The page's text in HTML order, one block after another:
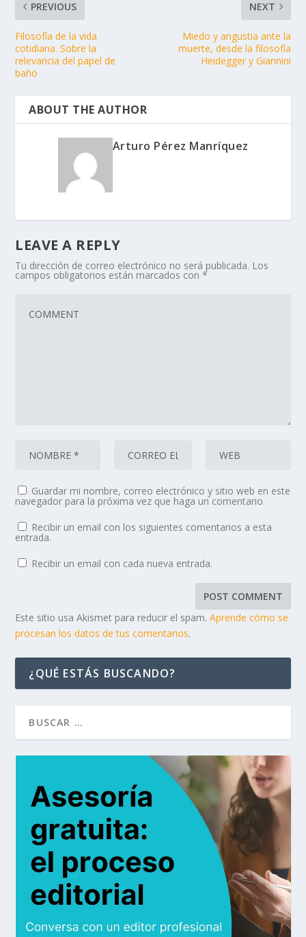
PREVIOUS
Filosofía de la vida
cotidiana. Sobre la
relevancia del papel de
baño
NEXT
Miedo y angustia ante la
muerte, desde la filosofía
Heidegger y Giannini
ABOUT THE AUTHOR
Arturo Pérez Manríquez
LEAVE A REPLY
Tu dirección de correo electrónico no será publicada. Los
campos obligatorios están marcados con*
Guardar mi nombre, correo electrónico y sitio web en este
navegador para la próxima vez que haga un comentario.
Recibir un email con los siguientes comentarios a esta
entrada.
Recibir un email con cada nueva entrada.
Este sitio usa Akismet para reducir el spam.Aprende cómo se
procesan los datos de tus comentarios.
¿QUÉ ESTÁS BUSCANDO?